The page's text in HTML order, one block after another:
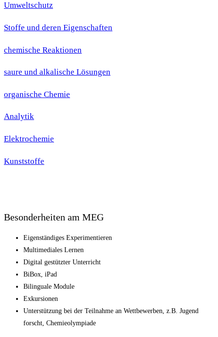
Umweltschutz
Stoffe und deren Eigenschaften
chemische Reaktionen
saure und alkalische Lösungen
organische Chemie
Analytik
Elektrochemie
Kunststoffe
Besonderheiten am MEG
Eigenständiges Experimentieren
Multimediales Lernen
Digital gestützter Unterricht
BiBox, iPad
Bilinguale Module
Exkursionen
Unterstützung bei der Teilnahme an Wettbewerben, z.B. Jugend
forscht, Chemieolympiade